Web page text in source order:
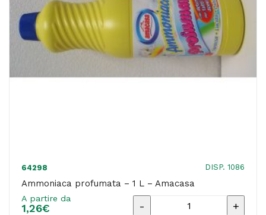
64298 DISP. 1086
Ammoniaca profumata – 1 L – Amacasa
A partire da
1,26€
Ammoniaca